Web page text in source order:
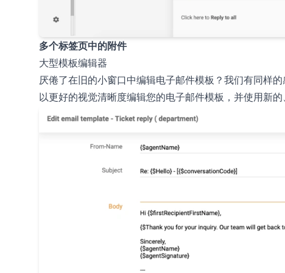
多个标签页中的附件
大型模板编辑器
厌倦了在旧的小窗口中编辑电子邮件模板？我们有同样
以更好的视觉清晰度编辑您的电子邮件模板，并使用新